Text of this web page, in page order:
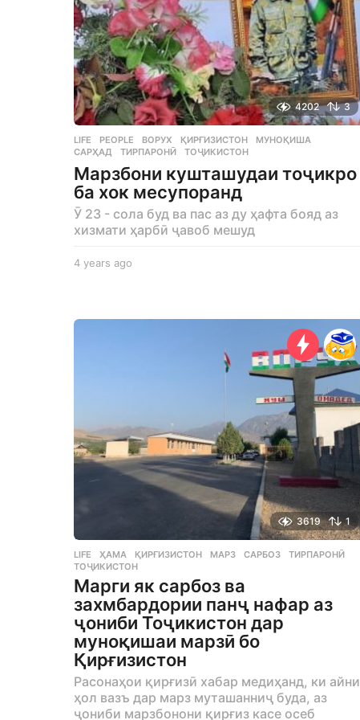
4202 3
LIFE ,PEOPLE ВОРУХ ,ҚИРҒИЗИСТОН ,МУНОҚИША
САРҲАД
,ТИРПАРОНӢ ,ТОҶИКИСТОН
Марзбони кушташудаи тоҷикро
ба хок месупоранд
Ӯ 23 - сола буд ва пас аз ду ҳафта бояд аз
хизмати ҳарбӣ ҷавоб мешуд
4 years ago
3619 1
LIFE ,ҲАМА ҚИРҒИЗИСТОН ,МАРЗ ,САРБОЗ ,ТИРПАРОНӢ
ТОҶИКИСТОН
Марги як сарбоз ва
захмбардории панҷ нафар аз
ҷониби Тоҷикистон дар
муноқишаи марзӣ бо
Қирғизистон
Расонаҳои қирғизӣ хабар медиҳанд, ки айни
ҳол вазъ дар марз муташанниҷ буда, аз
ҷониби марзбонони қирғиз касе осеб